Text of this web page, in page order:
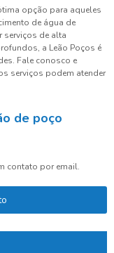
opção para aqueles
de água de
serviços de alta
a Leão Poços é
Fale conosco e
serviços podem atender
de poço
contato por email.